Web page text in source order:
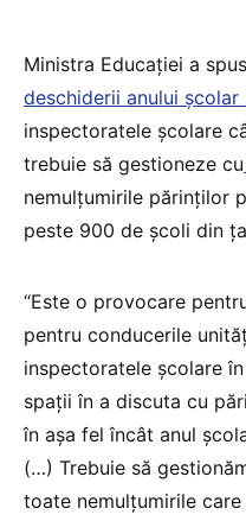
Ministra Educației a
deschiderii anului
inspectoratele școlare
trebuie să gestioneze cu
nemulțumirile părinților
peste 900 de școli din
“Este o provocare
pentru conducerile
inspectoratele școlare
spații în a discuta cu
în așa fel încât anul
(…) Trebuie să
toate nemulțumirile